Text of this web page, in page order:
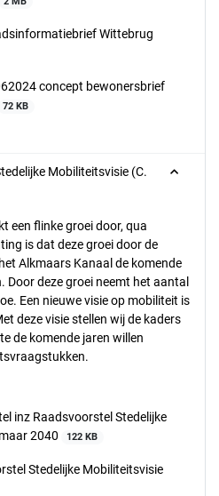
Wittebrug
concept bewonersbrief
72 KB
Mobiliteitsvisie (C.
een flinke groei door, qua
is dat deze groei door de
Alkmaars Kanaal de komende
Door deze groei neemt het aantal
Een nieuwe visie op mobiliteit is
deze visie stellen wij de kaders
de komende jaren willen
inz Raadsvoorstel Stedelijke
2040
122 KB
Stedelijke Mobiliteitsvisie